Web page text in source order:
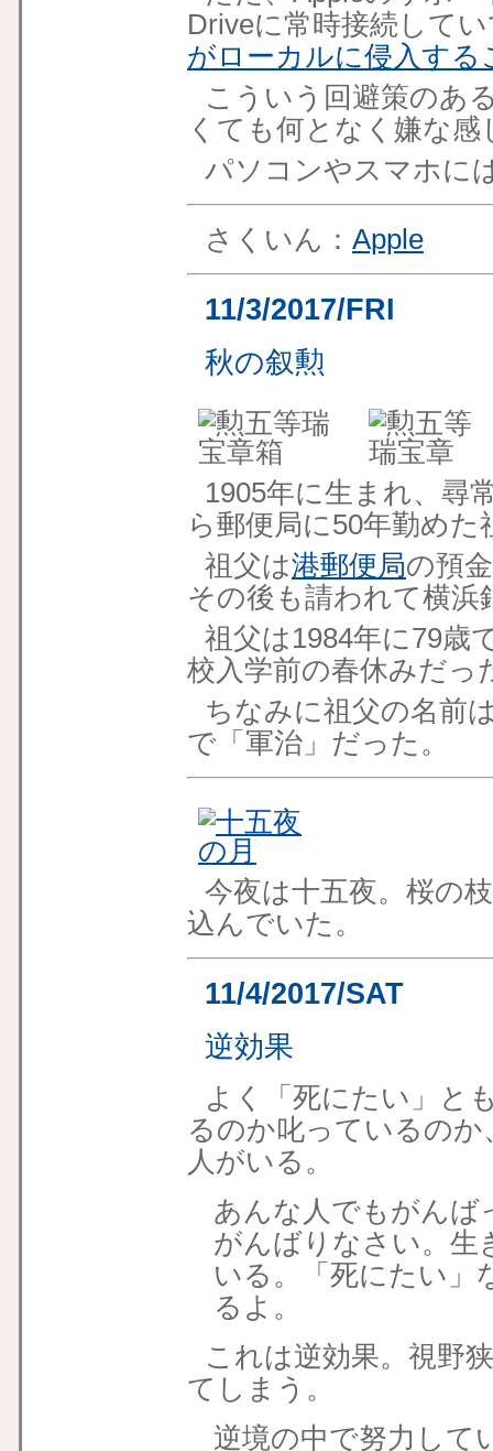
Driveに常時接続して
がローカルに侵入す
こういう回避策のあ
くても何となく嫌な感
パソコンやスマホに
さくいん： Apple
11/3/2017/FRI
秋の叙勲
1905年に生まれ、尋
ら郵便局に50年勤め
祖父は港郵便局の預
その後も請われて横浜
祖父は1984年に79歳
校入学前の春休みだっ
ちなみに祖父の名前
で「軍治」だった。
今夜は十五夜。桜の
込んでいた。
11/4/2017/SAT
逆効果
よく「死にたい」と
るのか叱っているの
人がいる。
あんな人でもがんば
がんばりなさい。生
いる。「死にたい」
るよ。
これは逆効果。視野
てしまう。
逆境の中で努力して